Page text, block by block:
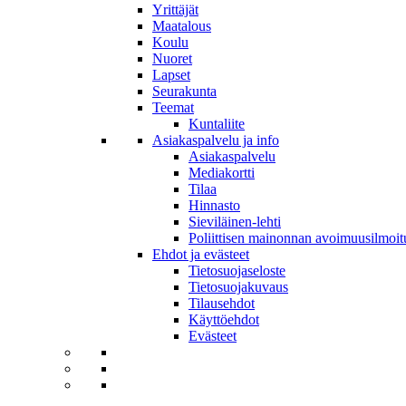
Yrittäjät
Maatalous
Koulu
Nuoret
Lapset
Seurakunta
Teemat
Kuntaliite
Asiakaspalvelu ja info
Asiakaspalvelu
Mediakortti
Tilaa
Hinnasto
Sieviläinen-lehti
Poliittisen mainonnan
Ehdot ja evästeet
Tietosuojaseloste
Tietosuojakuvaus
Tilausehdot
Käyttöehdot
Evästeet